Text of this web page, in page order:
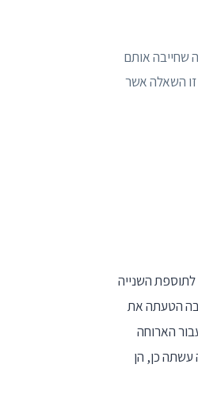
שחייבה אותם
השאלה אשר
") הוגשה לפי פרט 1 לתוספת השנייה
הטעתה את
הארוחה
כן, הן